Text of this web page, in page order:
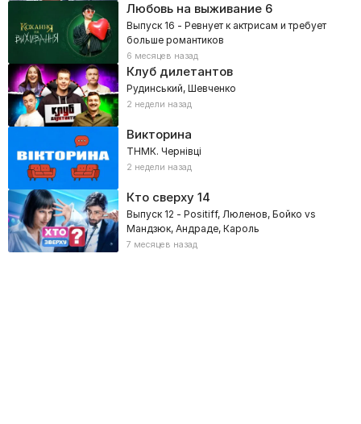
Любовь на выживание6
Выпуск 16 - Ревнует к актрисам и требует
больше романтиков
6 месяцев назад
Клуб дилетантов
Рудинський, Шевченко
2 недели назад
Викторина
ТНМК. Чернівці
2 недели назад
Кто сверху14
Выпуск 12 - Positiff, Люленов, Бойко vs
Мандзюк, Андраде, Кароль
7 месяцев назад